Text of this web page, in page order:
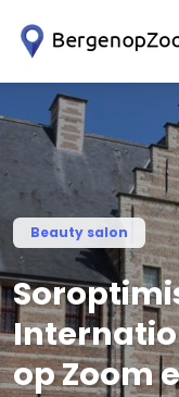
Beauty salon
op Zoom